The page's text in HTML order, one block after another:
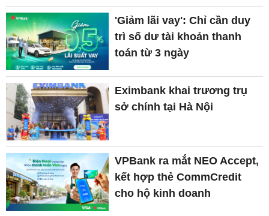
'Giảm lãi vay': Chỉ cần duy
trì số dư tài khoản thanh
toán từ 3 ngày
Eximbank khai trương trụ
sở chính tại Hà Nội
VPBank ra mắt NEO Accept,
kết hợp thẻ CommCredit
cho hộ kinh doanh